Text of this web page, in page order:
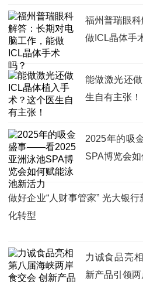
福州普瑞眼
做ICL晶体手
能做激光还
生自有主张！
2025年的吸
SPA博览会
做好企业“人财事管家” 光大银
化转型
力诚食品亮
新产品引领